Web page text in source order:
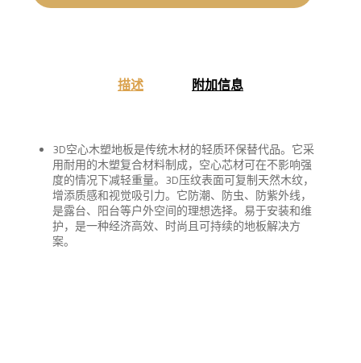
描述 附加信息
3D空心木塑地板是传统木材的轻质环保替代品。它采
用耐用的木塑复合材料制成，空心芯材可在不影响强
度的情况下减轻重量。3D压纹表面可复制天然木纹，
增添质感和视觉吸引力。它防潮、防虫、防紫外线，
是露台、阳台等户外空间的理想选择。易于安装和维
护，是一种经济高效、时尚且可持续的地板解决方
案。